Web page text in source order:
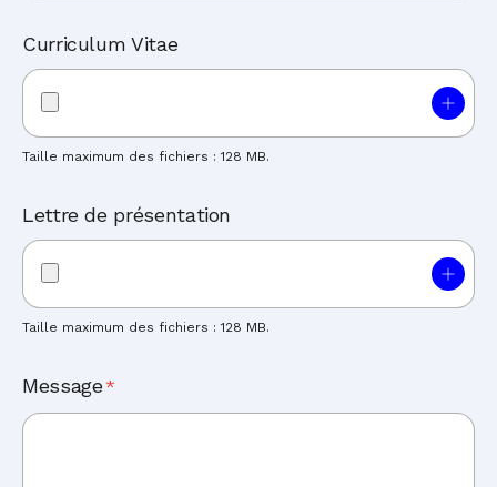
Curriculum Vitae
Taille maximum des fichiers : 128 MB.
Lettre de présentation
Taille maximum des fichiers : 128 MB.
Message*